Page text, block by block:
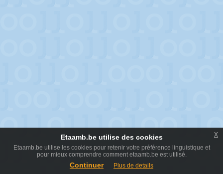
Etaamb.be utilise des cookies
Etaamb.be utilise les cookies pour retenir votre préférence linguistique et
pour mieux comprendre comment etaamb.be est utilisé.
Continuer Plus de details
x